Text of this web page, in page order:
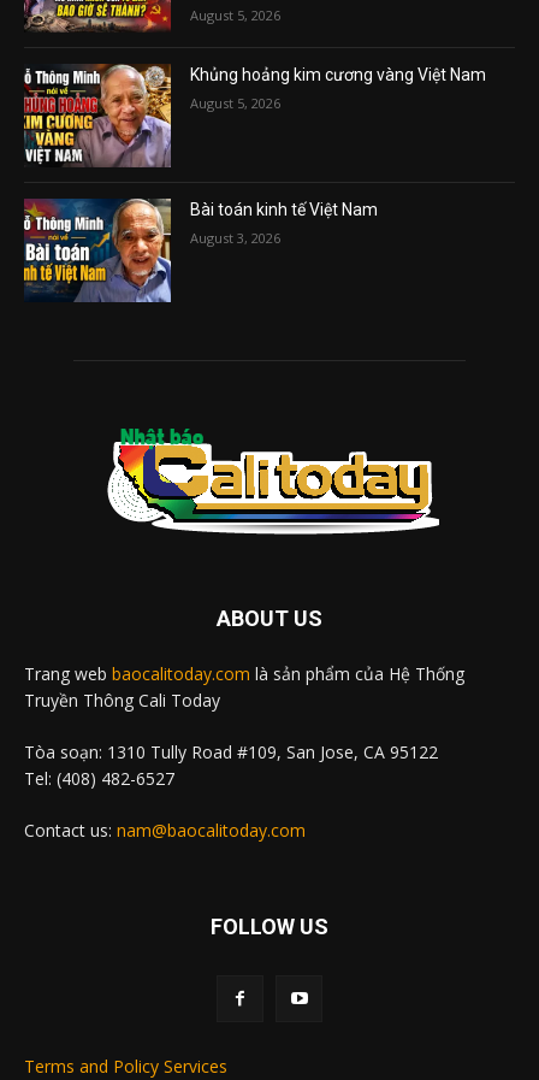
August 5, 2026
Khủng hoảng kim cương vàng Việt Nam
August 5, 2026
Bài toán kinh tế Việt Nam
August 3, 2026
ABOUT US
Trang web baocalitoday.com là sản phẩm của Hệ Thống
Truyền Thông Cali Today
Tòa soạn: 1310 Tully Road #109, San Jose, CA 95122
Tel: (408) 482-6527
Contact us: nam@baocalitoday.com
FOLLOW US
Terms and Policy Services